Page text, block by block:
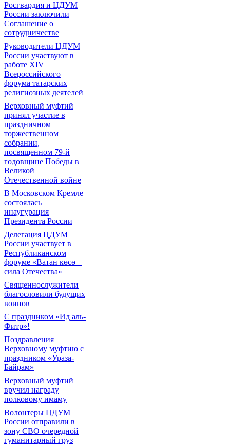
Росгвардия и ЦДУМ
России заключили
Соглашение о
сотрудничестве
Руководители ЦДУМ
России участвуют в
работе XIV
Всероссийского
форума татарских
религиозных деятелей
Верховный муфтий
принял участие в
праздничном
торжественном
собрании,
посвященном 79-й
годовщине Победы в
Великой
Отечественной войне
В Московском Кремле
состоялась
инаугурация
Президента России
Делегация ЦДУМ
России участвует в
Республиканском
форуме «Ватан көсө –
сила Отечества»
Священнослужители
благословили будущих
воинов
С праздником «Ид аль-
Фитр»!
Поздравления
Верховному муфтию с
праздником «Ураза-
Байрам»
Верховный муфтий
вручил награду
полковому имаму
Волонтеры ЦДУМ
России отправили в
зону СВО очередной
гуманитарный груз